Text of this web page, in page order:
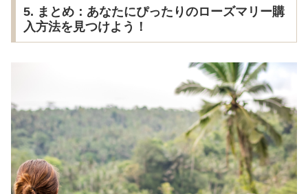
5. まとめ：あなたにぴったりのローズマリー購
入方法を見つけよう！